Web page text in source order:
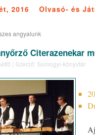
2016 Olvasó- és
angyalunk
Citerazenekar
| Szerző: Somogyi-könyvtár